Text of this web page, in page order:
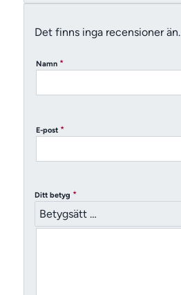
Det finns inga recensioner än.
Namn *
E-post *
Ditt betyg *